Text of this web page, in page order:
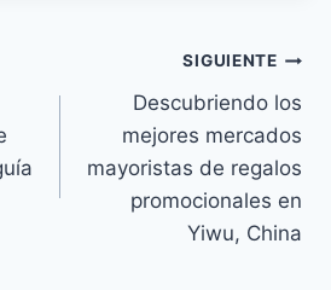
SIGUIENTE
Descubriendo los
mejores mercados
mayoristas de regalos
promocionales en
Yiwu, China